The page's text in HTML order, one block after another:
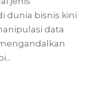
dunia bisnis kini
data